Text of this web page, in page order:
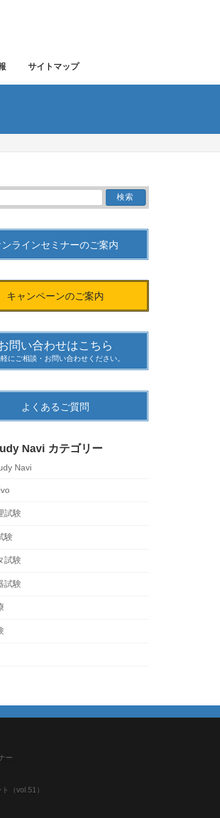
サイトマップ
ンラインセミナーのご案内
キャンペーンのご案内
問い合わせはこちら
にご相談・お問い合わせください。
よくあるご質問
Navi カテゴリー
Navi
試験
験
試験
試験
ー
（vol.51）